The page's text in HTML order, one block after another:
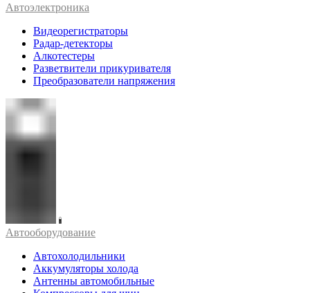
Автоэлектроника
Видеорегистраторы
Радар-детекторы
Алкотестеры
Разветвители прикуривателя
Преобразователи напряжения
Автооборудование
Автохолодильники
Аккумуляторы холода
Антенны автомобильные